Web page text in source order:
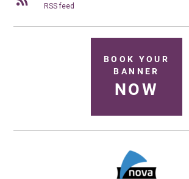
RSS feed
BOOK YOUR
BANNER
NOW